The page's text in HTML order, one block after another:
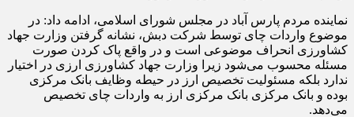
نماینده مردم پارس آباد در مجلس شورای اسلامی، ادامه داد: در
موضوع واردات چای توسط شرکت دبش، نشانه گرفتن وزارت جهاد
کشاورزی انحراف موضوعی است و در واقع پاک کردن صورت
مسئله محسوب می‌شود زیرا وزارت جهاد کشاورزی ارزی در اختیار
ندارد بلکه مسئولیت تخصیص ارز در حیطه وظایف بانک مرکزی
بوده و بانک مرکزی بانک مرکزی ارز به واردات چای تخصیص
می‌دهد.